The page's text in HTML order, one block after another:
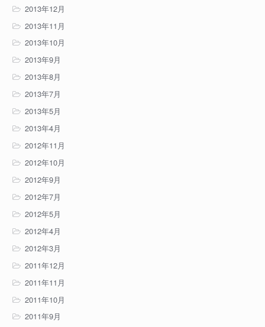
2013年12月
2013年11月
2013年10月
2013年9月
2013年8月
2013年7月
2013年5月
2013年4月
2012年11月
2012年10月
2012年9月
2012年7月
2012年5月
2012年4月
2012年3月
2011年12月
2011年11月
2011年10月
2011年9月